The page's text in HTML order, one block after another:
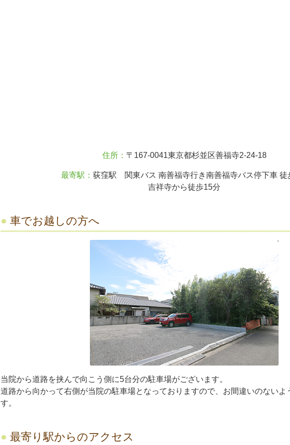
住所： 〒167-0041東京都杉並区善福寺2-24-18
最寄駅： 荻窪駅 関東バス 南善福寺行き南善福寺バス停下車 徒
吉祥寺から徒歩15分
車でお越しの方へ
当院から道路を挟んで向こう側に5台分の駐車場がございます。
道路から向かって右側が当院の駐車場となっておりますので、お間違いのないよ
す。
最寄り駅からのアクセス